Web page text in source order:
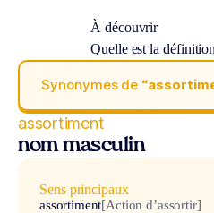
À découvrir
Quelle est la
Synonymes de
assortiment
nom masculin
Sens principaux
assortiment[Action d’assortir]